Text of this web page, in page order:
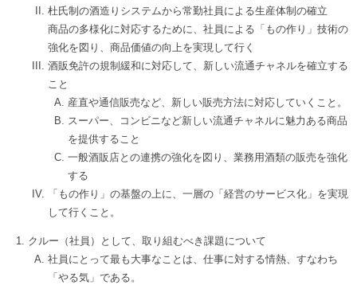
杜氏制の酒造りシステムから常勤社員による生産体制の確立
商品の多様化に対応するために、社員による「もの作り」技術の
強化を図り、商品価値の向上を実現して行く
酒販免許の規制緩和に対応して、新しい流通チャネルを確立する
こと
産直や通信販売など、新しい販売方法に対応していくこと。
スーパー、コンビニなど新しい流通チャネルに魅力ある商品
を提供すること
一般酒販店との連携の強化を図り、業務用酒類の販売を強化
する
「もの作り」の基盤の上に、一層の「経営のサービス化」を実現
して行くこと。
クルー（社員）として、取り組むべき課題について
社員にとって最も大事なことは、仕事に対する情熱、すなわち
「やる気」である。